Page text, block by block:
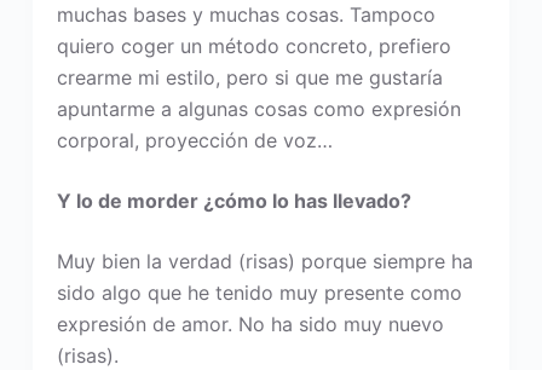
muchas bases y muchas cosas. Tampoco
quiero coger un método concreto, prefiero
crearme mi estilo, pero si que me gustaría
apuntarme a algunas cosas como expresión
corporal, proyección de voz…
Y lo de morder ¿cómo lo has llevado?
Muy bien la verdad (risas) porque siempre ha
sido algo que he tenido muy presente como
expresión de amor. No ha sido muy nuevo
(risas).